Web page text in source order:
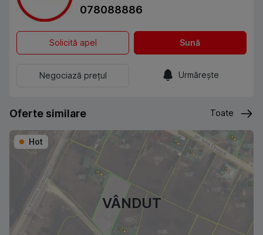
078088886
Solicită apel Sună
Negociază prețul Urmărește
Oferte similare Toate
VÂNDUT
Hot